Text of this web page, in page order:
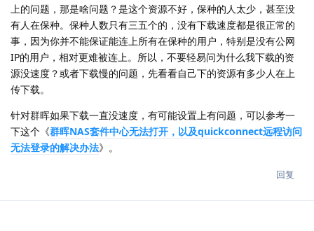
上的问题，那是啥问题？是这个资源不好，保种的人太少，甚至没
有人在保种。保种人数只有三五个的，没有下载速度都是很正常的
事，因为你并不能保证能连上所有在保种的用户，特别是没有公网
IP的用户，相对更难被连上。所以，不要轻易问为什么我下载的资
源没速度？或者下载慢的问题，先看看自己下的资源有多少人在上
传下载。
针对群晖如果下载一直没速度，有可能设置上有问题，可以参考一
下这个《群晖NAS套件中心无法打开，以及quickconnect远程访问
无法登录的解决办法》。
回复